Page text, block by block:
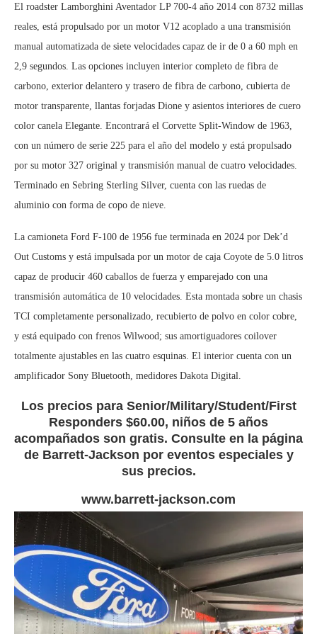
El roadster Lamborghini Aventador LP 700-4 año 2014 con 8732 millas
reales, está propulsado por un motor V12 acoplado a una transmisión
manual automatizada de siete velocidades capaz de ir de 0 a 60 mph en
2,9 segundos. Las opciones incluyen interior completo de fibra de
carbono, exterior delantero y trasero de fibra de carbono, cubierta de
motor transparente, llantas forjadas Dione y asientos interiores de cuero
color canela Elegante. Encontrará el Corvette Split-Window de 1963,
con un número de serie 225 para el año del modelo y está propulsado
por su motor 327 original y transmisión manual de cuatro velocidades.
Terminado en Sebring Sterling Silver, cuenta con las ruedas de
aluminio con forma de copo de nieve.
La camioneta Ford F-100 de 1956 fue terminada en 2024 por Dek’d
Out Customs y está impulsada por un motor de caja Coyote de 5.0 litros
capaz de producir 460 caballos de fuerza y ​​emparejado con una
transmisión automática de 10 velocidades. Esta montada sobre un chasis
TCI completamente personalizado, recubierto de polvo en color cobre,
y está equipado con frenos Wilwood; sus amortiguadores coilover
totalmente ajustables en las cuatro esquinas. El interior cuenta con un
amplificador Sony Bluetooth, medidores Dakota Digital.
Los precios para Senior/Military/Student/First
Responders $60.00, niños de 5 años
acompañados son gratis. Consulte en la página
de Barrett-Jackson por eventos especiales y
sus precios.
www.barrett-jackson.com